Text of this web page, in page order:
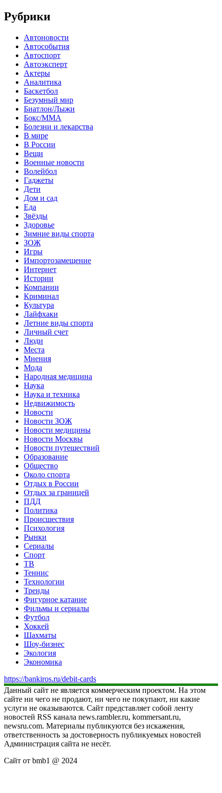
Рубрики
Автоновости
Автособытия
Автоспорт
Автоэксперт
Актеры
Аналитика
Баскетбол
Безумный мир
Биатлон/Лыжи
Бокс/MMA
Болезни и лекарства
В мире
В России
Вещи
Военные новости
Волейбол
Гаджеты
Дети
Дом и сад
Еда
Звёзды
Здоровье
Зимние виды спорта
ЗОЖ
Игры
Импортозамещение
Интернет
Истории
Компании
Криминал
Культура
Лайфхаки
Летние виды спорта
Личный счет
Люди
Места
Мнения
Мода
Народная медицина
Наука
Наука и техника
Недвижимость
Новости
Новости ЗОЖ
Новости медицины
Новости Москвы
Новости путешествий
Образование
Общество
Около спорта
Отдых в России
Отдых за границей
ПДД
Политика
Происшествия
Психология
Рынки
Сериалы
Спорт
ТВ
Теннис
Технологии
Тренды
Фигурное катание
Фильмы и сериалы
Футбол
Хоккей
Шахматы
Шоу-бизнес
Экология
Экономика
https://bankiros.ru/debit-cards
Данный сайт не является коммерческим проектом. На этом
сайте ни чего не продают, ни чего не покупают, ни какие
услуги не оказываются. Сайт представляет собой ленту
новостей RSS канала news.rambler.ru, kommersant.ru,
newsru.com. Материалы публикуются без искажения,
ответственность за достоверность публикуемых новостей
Администрация сайта не несёт.
Сайт от bmb1 @ 2024